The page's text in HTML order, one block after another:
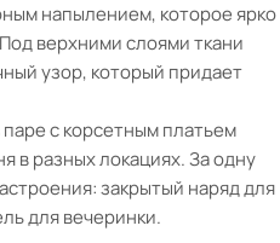
напылением, которое ярко
верхними слоями ткани
узор, который придает
с корсетным платьем
в разных локациях. За одну
закрытый наряд для
для вечеринки.